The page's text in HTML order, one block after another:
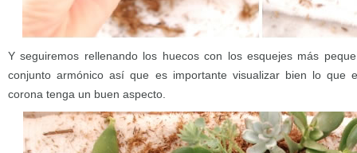
Y seguiremos rellenando los huecos con los esquejes más
conjunto armónico así que es importante visualizar bien lo que
corona tenga un buen aspecto.